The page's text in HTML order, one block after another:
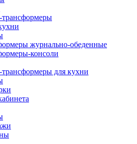
журнально-обеденные
консоли
для кухни